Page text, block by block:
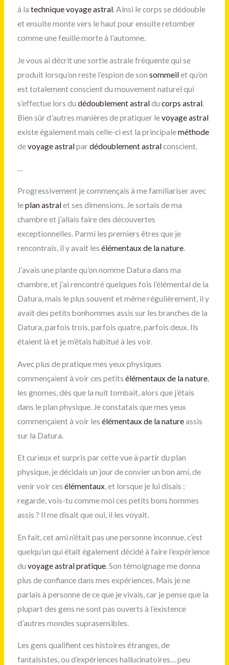
à la technique voyage astral. Ainsi le corps se dédouble
et ensuite monte vers le haut pour ensuite retomber
comme une feuille morte à l’automne.
Je vous ai décrit une sortie astrale fréquente qui se
produit lorsqu’on reste l’espion de son sommeilet qu’on
est totalement conscient du mouvement naturel qui
s’effectue lors du dédoublement astraldu corps astral.
Bien sûr d’autres manières de pratiquer levoyage astral
existe également mais celle-ci est la principaleméthode
devoyage astralpardédoublement astralconscient.
…
Progressivement je commençais à me familiariser avec
leplan astralet ses dimensions. Je sortais de ma
chambre et j’allais faire des découvertes
exceptionnelles. Parmi les premiers êtres que je
rencontrais, il y avait les élémentaux de la nature.
J’avais une plante qu’on nomme Datura dans ma
chambre, et j’ai rencontré quelques fois l’élémental de la
Datura, mais le plus souvent et même régulièrement, il y
avait des petits bonhommes assis sur les branches de la
Datura, parfois trois, parfois quatre, parfois deux. Ils
étaient là et je m’étais habitué à les voir.
Avec plus de pratique mes yeux physiques
commençaient à voir ces petits élémentaux de la nature,
les gnomes, dès que la nuit tombait, alors que j’étais
dans le plan physique. Je constatais que mes yeux
commençaient à voir les élémentaux de la natureassis
sur la Datura.
Et curieux et surpris par cette vue à partir du plan
physique, je décidais un jour de convier un bon ami, de
venir voir ces élémentaux, et lorsque je lui disais :
regarde, vois-tu comme moi ces petits bons hommes
assis ? Il me disait que oui, il les voyait.
En fait, cet ami n’était pas une personne inconnue, c’est
quelqu’un qui était également décidé à faire l’expérience
du voyage astral pratique. Son témoignage me donna
plus de confiance dans mes expériences. Mais je ne
parlais à personne de ce que je vivais, car je pense que la
plupart des gens ne sont pas ouverts à l’existence
d’autres mondes suprasensibles.
Les gens qualifient ces histoires étranges, de
fantaisistes, ou d’expériences hallucinatoires… peu